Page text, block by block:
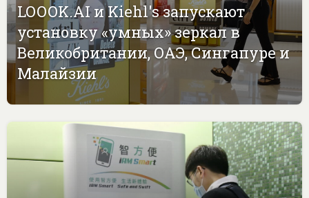
LOOOK.AI и Kiehl's запускают
установку «умных» зеркал в
Великобритании, ОАЭ, Сингапуре и
Малайзии